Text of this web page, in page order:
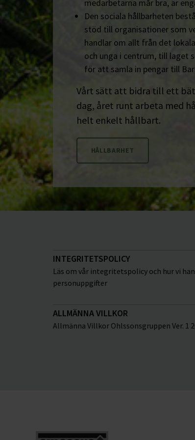
medarbetarna mår bra, är
Den sociala hållbarheten
stöd till organisationer som
handlar om allt från det
och unga i centrum, till laget
för att samla in pengar till
Vårt sätt att bidra till ett
dag, året runt arbeta med
helt enkelt hållbart.
HÅLLBARHET
INTEGRITETSPOLICY
Läs om vår integritetspolicy och hur vi
personuppgifter
ALLMÄNNA VILLKOR
Allmänna Villkor Ohlssonsgruppen Ver. 1